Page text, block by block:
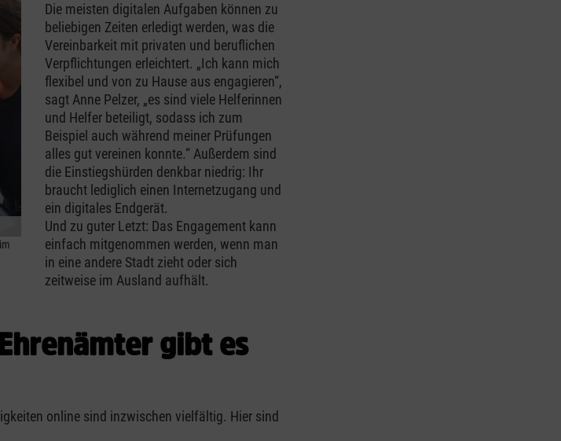
Die meisten digitalen Aufgaben können zu
beliebigen Zeiten erledigt werden, was die
Vereinbarkeit mit privaten und beruflichen
Verpflichtungen erleichtert. „Ich kann mich
flexibel und von zu Hause aus engagieren“,
sagt Anne Pelzer, „es sind viele Helferinnen
und Helfer beteiligt, sodass ich zum
Beispiel auch während meiner Prüfungen
alles gut vereinen konnte.“ Außerdem sind
die Einstiegshürden denkbar niedrig: Ihr
braucht lediglich einen Internetzugang und
ein digitales Endgerät.
Und zu guter Letzt: Das Engagement kann
einfach mitgenommen werden, wenn man
in eine andere Stadt zieht oder sich
zeitweise im Ausland aufhält.
gibt es
online sind inzwischen vielfältig. Hier sind